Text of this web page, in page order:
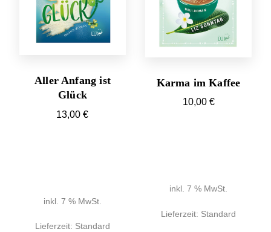
Aller Anfang ist
Glück
13,00€
inkl. 7 % MwSt.
Lieferzeit: Standard
Karma im Kaffee
10,00 €
inkl. 7 % MwSt.
Lieferzeit: Standard